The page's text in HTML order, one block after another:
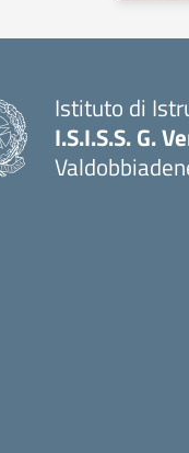
Istituto di
I.S.I.S.S. G.